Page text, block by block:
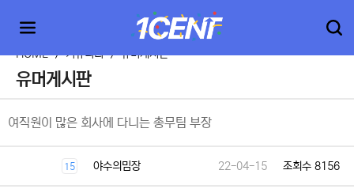
HOME > 커뮤니티 > 유머게시판
유머게시판
여직원이 많은 회사에 다니는 총무팀 부장
15 야수의밈장 22-04-15 조회수 8156